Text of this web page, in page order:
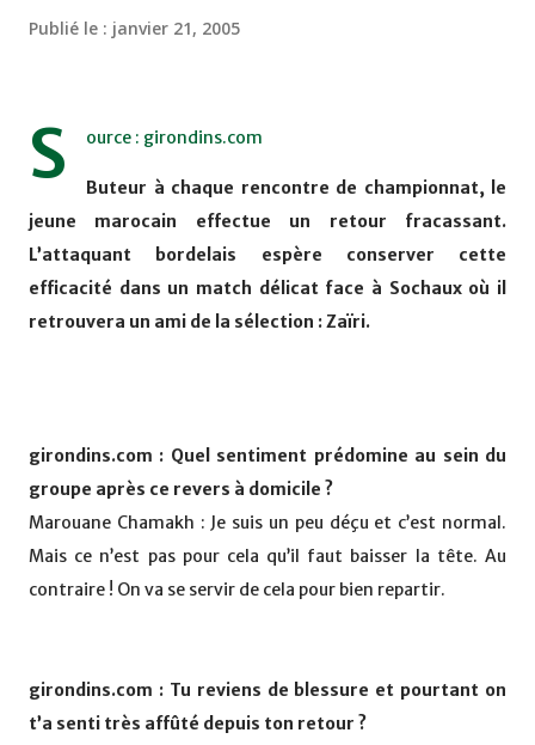
Publié le : janvier 21, 2005
S ource : girondins.com
Buteur à chaque rencontre de championnat, le
jeune marocain effectue un retour fracassant.
L’attaquant bordelais espère conserver cette
efficacité dans un match délicat face à Sochaux où il
retrouvera un ami de la sélection : Zaïri.
girondins.com : Quel sentiment prédomine au sein du
groupe après ce revers à domicile ?
Marouane Chamakh : Je suis un peu déçu et c’est normal.
Mais ce n’est pas pour cela qu’il faut baisser la tête. Au
contraire ! On va se servir de cela pour bien repartir.
girondins.com : Tu reviens de blessure et pourtant on
t’a senti très affûté depuis ton retour ?